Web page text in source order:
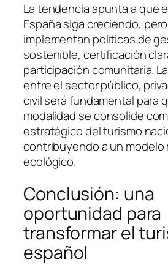
La tendencia apunta a que
España siga creciendo,
implementan políticas de
sostenible, certificación
participación comunitaria.
entre el sector público,
civil será fundamental para
modalidad se consolide
estratégico del turismo
contribuyendo a un modelo
ecológico.
Conclusión: una
oportunidad para
transformar el
español